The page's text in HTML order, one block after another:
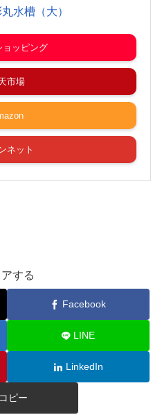
水槽（大）
ョッピング
市場
ネット
する
Facebook
LINE
LinkedIn
コピー